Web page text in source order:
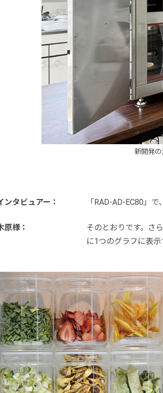
新開発
ンタビュアー 「RAD-AD-EC80」
原様
そのとおりです。さ
に1つのグラフに表